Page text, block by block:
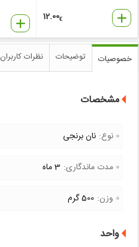
12.00€
خصوصیات توضیحات نظرات کاربران
مشخصات
نوع: نان برنجی
مدت ماندگاری: 3 ماه
وزن: 500 گرم
واحد